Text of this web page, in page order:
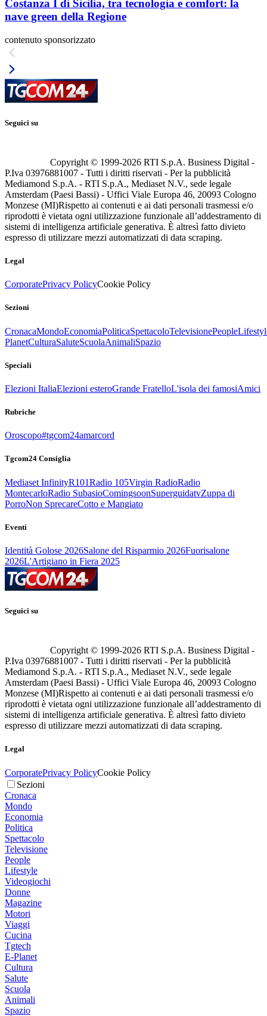
Costanza I di Sicilia, tra tecnologia e comfort: la
nave green della Regione
contenuto sponsorizzato
Seguici su
Copyright © 1999-2026 RTI S.p.A. Business Digital -
P.Iva 03976881007 - Tutti i diritti riservati - Per la pubblicità
Mediamond S.p.A. - RTI S.p.A., Mediaset N.V., sede legale
Amsterdam (Paesi Bassi) - Uffici Viale Europa 46, 20093 Cologno
Monzese (MI)Rispetto ai contenuti e ai dati personali trasmessi e/o
riprodotti è vietata ogni utilizzazione funzionale all’addestramento di
sistemi di intelligenza artificiale generativa. È altresì fatto divieto
espresso di utilizzare mezzi automatizzati di data scraping.
Legal
CorporatePrivacy PolicyCookie Policy
Sezioni
CronacaMondoEconomiaPoliticaSpettacoloTelevisionePeople
PlanetCulturaSaluteScuolaAnimaliSpazio
Speciali
Elezioni ItaliaElezioni esteroGrande FratelloL'isola dei famosiAmici
Rubriche
Oroscopo#tgcom24amarcord
Tgcom24 Consiglia
Mediaset InfinityR101Radio 105Virgin RadioRadio
MontecarloRadio SubasioComingsoonSuperguidatvZuppa di
PorroNon SprecareCotto e Mangiato
Eventi
Identità Golose 2026Salone del Risparmio 2026Fuorisalone
2026L'Artigiano in Fiera 2025
Seguici su
Copyright © 1999-2026 RTI S.p.A. Business Digital -
P.Iva 03976881007 - Tutti i diritti riservati - Per la pubblicità
Mediamond S.p.A. - RTI S.p.A., Mediaset N.V., sede legale
Amsterdam (Paesi Bassi) - Uffici Viale Europa 46, 20093 Cologno
Monzese (MI)Rispetto ai contenuti e ai dati personali trasmessi e/o
riprodotti è vietata ogni utilizzazione funzionale all’addestramento di
sistemi di intelligenza artificiale generativa. È altresì fatto divieto
espresso di utilizzare mezzi automatizzati di data scraping.
Legal
CorporatePrivacy PolicyCookie Policy
Sezioni
Cronaca
Mondo
Economia
Politica
Spettacolo
Televisione
People
Lifestyle
Videogiochi
Donne
Magazine
Motori
Viaggi
Cucina
Tgtech
E-Planet
Cultura
Salute
Scuola
Animali
Spazio